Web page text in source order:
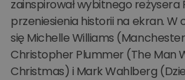
zainspirował wybitnego reżysera
przeniesienia historii na ekran. W
się Michelle Williams
Christopher Plummer (The Man
Christmas) i Mark Wahlberg